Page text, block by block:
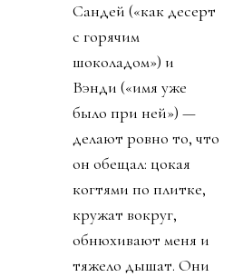
Сандей («как десерт
с горячим
шоколадом») и
Вэнди («имя уже
было при ней») —
делают ровно то, что
он обещал: цокая
когтями по плитке,
кружат вокруг,
обнюхивают меня и
тяжело дышат. Они